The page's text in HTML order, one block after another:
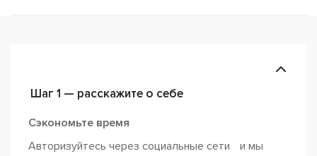
Шаг 1 — расскажите о себе
Сэкономьте время
Авторизуйтесь через социальные сети и мы